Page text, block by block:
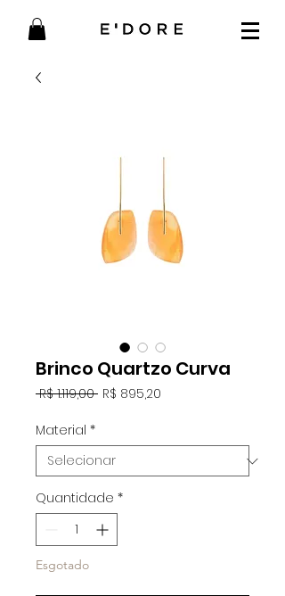
Brinco Quartzo Curva
R$ 1.119,00 Preço
R$ 895,20
Material *
Quantidade *
Esgotado